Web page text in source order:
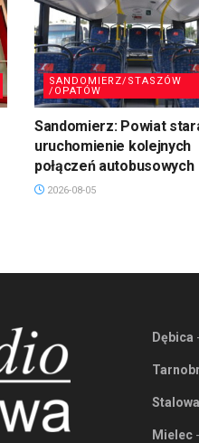
SANDOMIERZ/STASZÓW
/OPATÓW
Sandomierz: Powiat
uruchomienie kolejnych
połączeń autobusowych
2026-08-05
Dębica
Mielec